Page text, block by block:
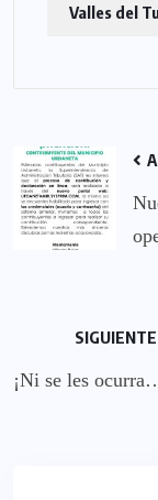
Valles del
SIGUIENTE
¡Ni se les